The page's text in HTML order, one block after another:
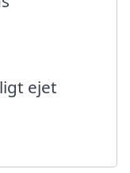
ejet